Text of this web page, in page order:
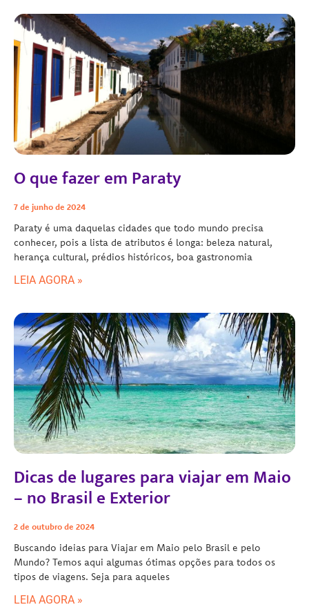
O que fazer em Paraty
7 de junho de 2024
Paraty é uma daquelas cidades que todo mundo precisa
conhecer, pois a lista de atributos é longa: beleza natural,
herança cultural, prédios históricos, boa gastronomia
LEIA AGORA »
Dicas de lugares para viajar em Maio
– no Brasil e Exterior
2 de outubro de 2024
Buscando ideias para Viajar em Maio pelo Brasil e pelo
Mundo? Temos aqui algumas ótimas opções para todos os
tipos de viagens. Seja para aqueles
LEIA AGORA »